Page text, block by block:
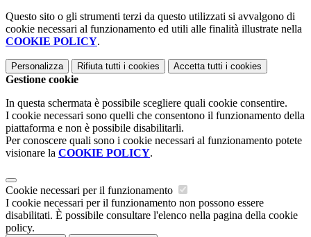
Questo sito o gli strumenti terzi da questo utilizzati si avvalgono di
cookie necessari al funzionamento ed utili alle finalità illustrate nella
COOKIE POLICY.
Personalizza Rifiuta tutti i cookies Accetta tutti i cookies
Gestione cookie
In questa schermata è possibile scegliere quali cookie consentire.
I cookie necessari sono quelli che consentono il funzionamento della
piattaforma e non è possibile disabilitarli.
Per conoscere quali sono i cookie necessari al funzionamento potete
visionare la COOKIE POLICY.
Cookie necessari per il funzionamento
I cookie necessari per il funzionamento non possono essere
disabilitati. È possibile consultare l'elenco nella pagina della cookie
policy.